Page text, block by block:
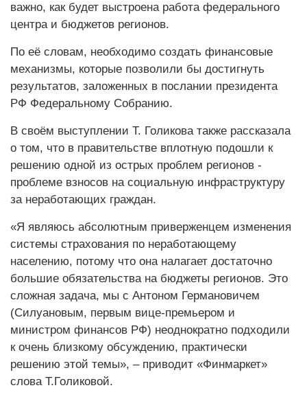
важно, как будет выстроена работа федерального
центра и бюджетов регионов.
По её словам, необходимо создать финансовые
механизмы, которые позволили бы достигнуть
результатов, заложенных в послании президента
РФ Федеральному Собранию.
В своём выступлении Т. Голикова также рассказала
о том, что в правительстве вплотную подошли к
решению одной из острых проблем регионов -
проблеме взносов на социальную инфраструктуру
за неработающих граждан.
«Я являюсь абсолютным приверженцем изменения
системы страхования по неработающему
населению, потому что она налагает достаточно
большие обязательства на бюджеты регионов. Это
сложная задача, мы с Антоном Германовичем
(Силуановым, первым вице-премьером и
министром финансов РФ) неоднократно подходили
к очень близкому обсуждению, практически
решению этой темы», – приводит «Финмаркет»
слова Т.Голиковой.